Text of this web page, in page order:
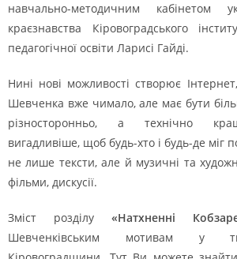
навчально-методичним кабінетом
краєзнавства Кіровоградського
педагогічної освіти Ларисі Гайді.
Нині нові можливості створює
Шевченка вже чимало, але має бути
різносторонньо, а технічно
вигадливіше, щоб будь-хто і будь-де міг
не лише тексти, але й музичні та
фільми, дискусії.
Зміст розділу «Натхненні
Шевченківським мотивам у